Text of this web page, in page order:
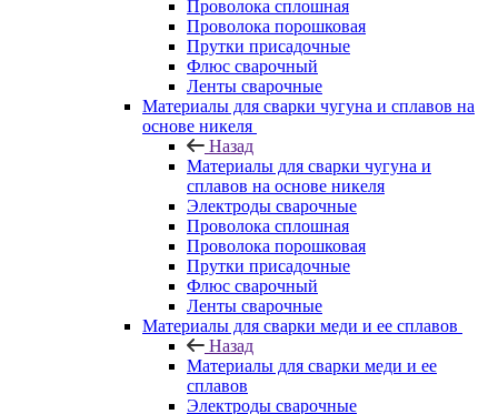
Проволока сплошная
Проволока порошковая
Прутки присадочные
Флюс сварочный
Ленты сварочные
Материалы для сварки чугуна и сплавов на
основе никеля
Назад
Материалы для сварки чугуна и
сплавов на основе никеля
Электроды сварочные
Проволока сплошная
Проволока порошковая
Прутки присадочные
Флюс сварочный
Ленты сварочные
Материалы для сварки меди и ее сплавов
Назад
Материалы для сварки меди и ее
сплавов
Электроды сварочные